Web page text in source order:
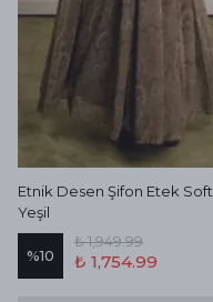
Etnik Desen Şifon Etek Soft
Yeşil
%10
₺ 1,949.99
₺ 1,754.99